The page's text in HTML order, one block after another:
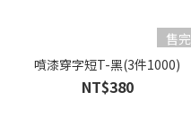
售完
噴漆穿字短T-黑(3件1000)
NT$380